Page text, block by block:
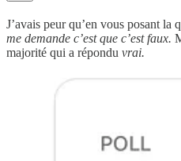
J’avais peur qu’en vous posant la
me demande c’est que c’est faux.
majorité qui a répondu vrai.